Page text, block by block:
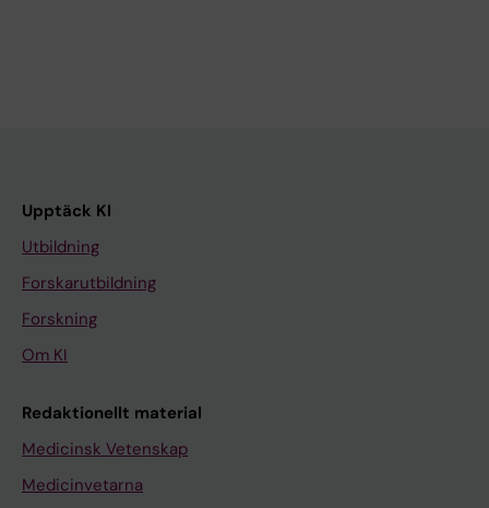
Upptäck KI
Utbildning
Forskarutbildning
Forskning
Om KI
Redaktionellt material
Medicinsk Vetenskap
Medicinvetarna